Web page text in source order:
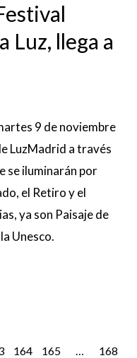
Luz, llega a
9 de noviembre
LuzMadrid a través
se iluminarán por
el Retiro y el
ya son Paisaje de
Unesco.
164 165
168